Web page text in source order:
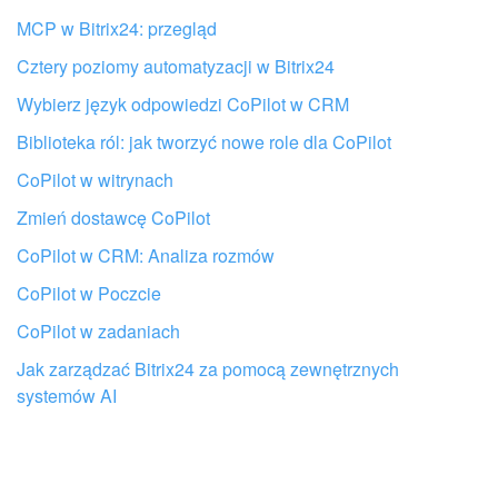
Nie podoba mi się sposób działania tego narzędzia
Otrzymaj pomoc przy konfiguracji
MCP w Bitrix24: przegląd
Cztery poziomy automatyzacji w Bitrix24
Wybierz język odpowiedzi CoPilot w CRM
Biblioteka ról: jak tworzyć nowe role dla CoPilot
CoPilot w witrynach
Zmień dostawcę CoPilot
CoPilot w CRM: Analiza rozmów
CoPilot w Poczcie
CoPilot w zadaniach
Jak zarządzać Bitrix24 za pomocą zewnętrznych
systemów AI